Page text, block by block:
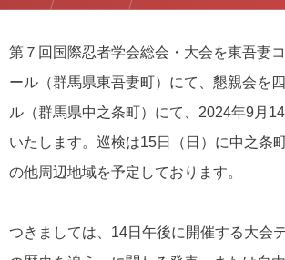
第７回国際忍者学会総会・大会を東吾妻
ール（群馬県東吾妻町）にて、懇親会を
ル（群馬県中之条町）にて、2024年9月
いたします。巡検は15日（日）に中之条
の他周辺地域を予定しております。
つきましては、14日午後に開催する大会